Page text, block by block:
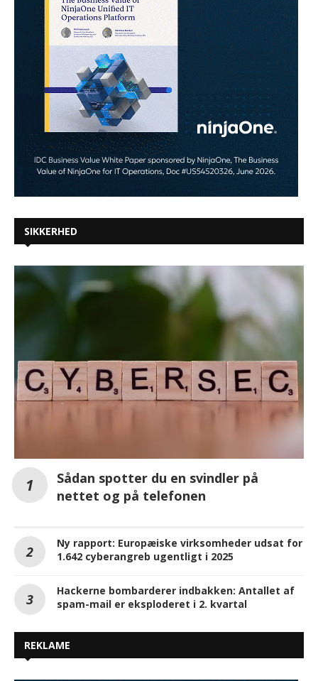
SIKKERHED
Sådan spotter du en svindler på
nettet og på telefonen
Ny rapport: Europæiske virksomheder udsat for
1.642 cyberangreb ugentligt i 2025
Hackerne bombarderer indbakken: Antallet af
spam-mail er eksploderet i 2. kvartal
REKLAME